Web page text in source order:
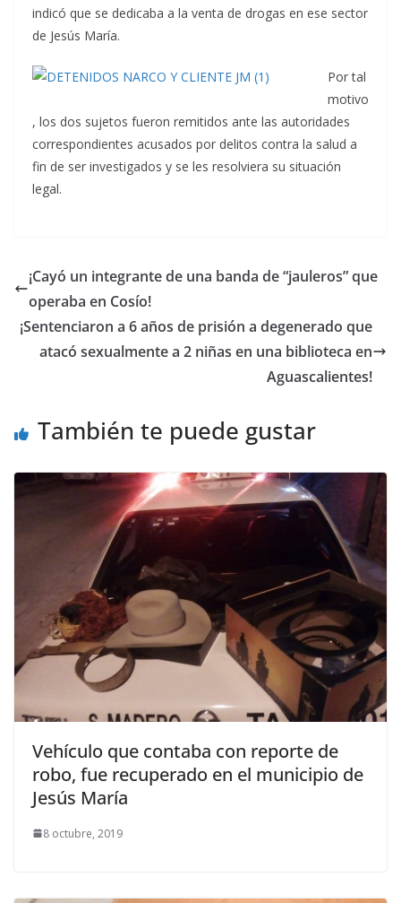
indicó que se dedicaba a la venta de drogas en ese sector
de Jesús María.
Por tal
motivo
, los dos sujetos fueron remitidos ante las autoridades
correspondientes acusados por delitos contra la salud a
fin de ser investigados y se les resolviera su situación
legal.
¡Cayó un integrante de una banda de “jauleros” que
operaba en Cosío!
¡Sentenciaron a 6 años de prisión a degenerado que
atacó sexualmente a 2 niñas en una biblioteca en
Aguascalientes!
También te puede gustar
Vehículo que contaba con reporte de
robo, fue recuperado en el municipio de
Jesús María
8 octubre, 2019